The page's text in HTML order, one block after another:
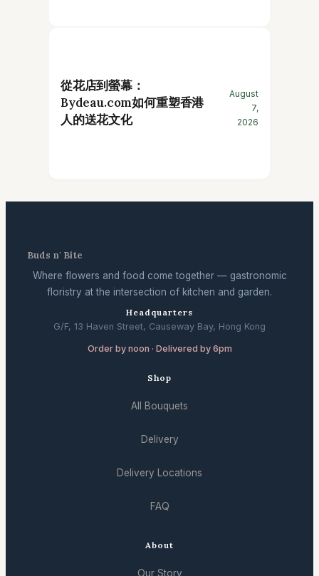
從花店到螢幕：
Bydeau.com如何重塑香港
人的送花文化
August
7,
2026
Buds n' Bite
Where flowers and food come together — gastronomic
floristry at the intersection of kitchen and garden.
Headquarters
G/F, 13 Haven Street, Causeway Bay, Hong Kong
Order by noon · Delivered by 6pm
Shop
All Bouquets
Delivery
Delivery Locations
FAQ
About
Our Story